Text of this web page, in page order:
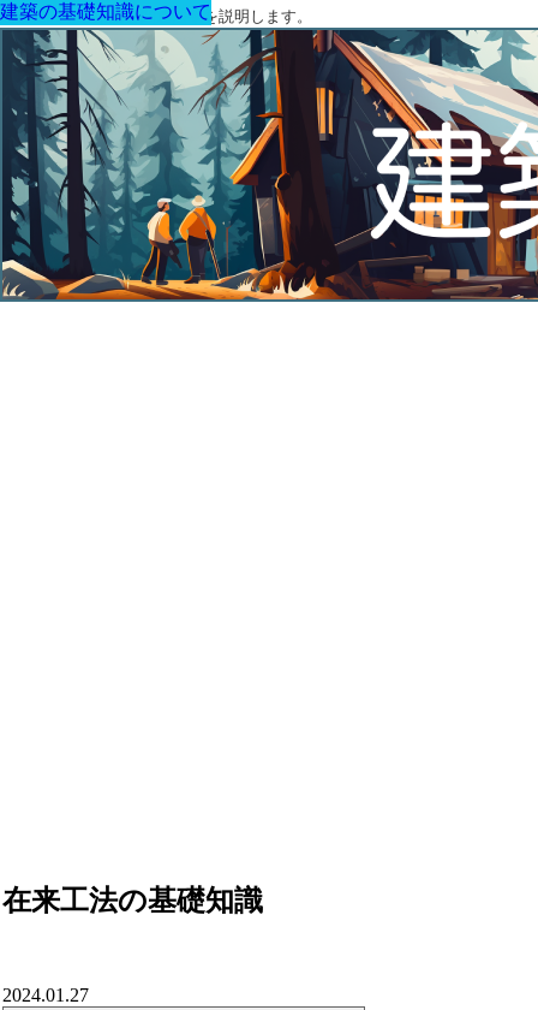
建築に関する用語と関連法令を説明します。
在来工法の基礎知識
建築の基礎知識について
2024.01.27
建築の基礎知識について
建築の基礎知識について
建築の基礎知識について
建築の基礎知識について
建築の基礎知識について
建築の基礎知識について